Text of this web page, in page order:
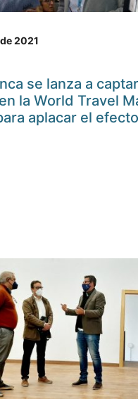
2021
se lanza a
la World Travel
aplacar el